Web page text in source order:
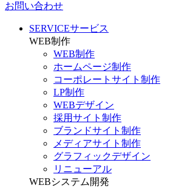
お問い合わせ
SERVICEサービス
WEB制作
WEB制作
ホームページ制作
コーポレートサイト制作
LP制作
WEBデザイン
採用サイト制作
ブランドサイト制作
メディアサイト制作
グラフィックデザイン
リニューアル
WEBシステム開発